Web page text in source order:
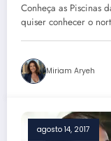
Conheça as Piscinas
quiser conhecer o
Miriam Aryeh
agosto 14, 2017